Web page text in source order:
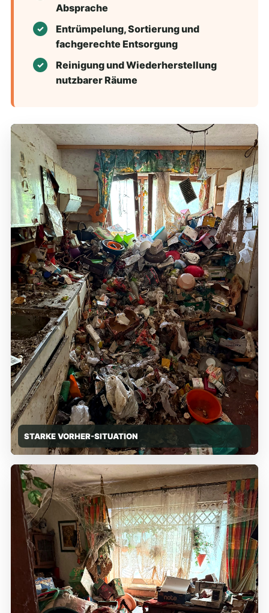
Absprache
Entrümpelung, Sortierung und
fachgerechte Entsorgung
Reinigung und Wiederherstellung
nutzbarer Räume
STARKE VORHER-SITUATION